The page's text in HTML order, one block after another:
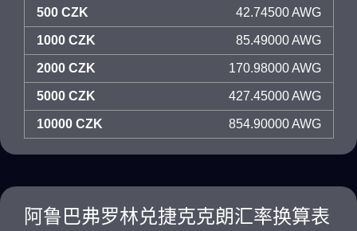
500 CZK 42.74500 AWG
1000 CZK 85.49000 AWG
2000 CZK 170.98000 AWG
5000 CZK 427.45000 AWG
10000 CZK 854.90000 AWG
阿鲁巴弗罗林兑捷克克朗汇率换算表